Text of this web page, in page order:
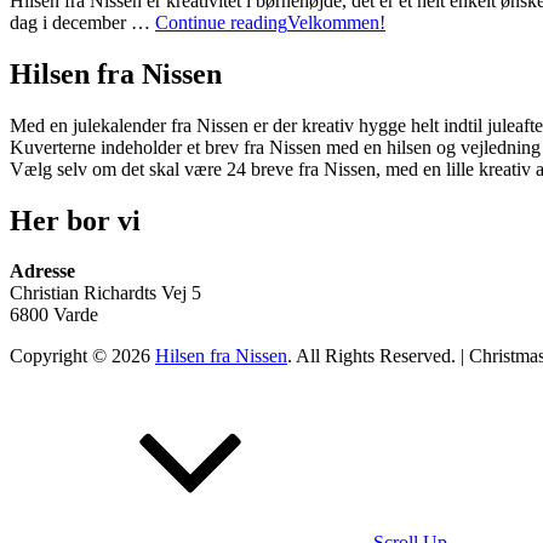
dag i december … Continue readingVelkommen!
Hilsen fra Nissen
Med en julekalender fra Nissen er der kreativ hygge helt indtil
Kuverterne indeholder et brev fra Nissen med en hilsen og
Vælg selv om det skal være 24 breve fra Nissen, med en lille kreativ
Her bor vi
Adresse
Christian Richardts Vej 5
6800 Varde
Copyright © 2026 Hilsen fra Nissen. All Rights Reserved. |